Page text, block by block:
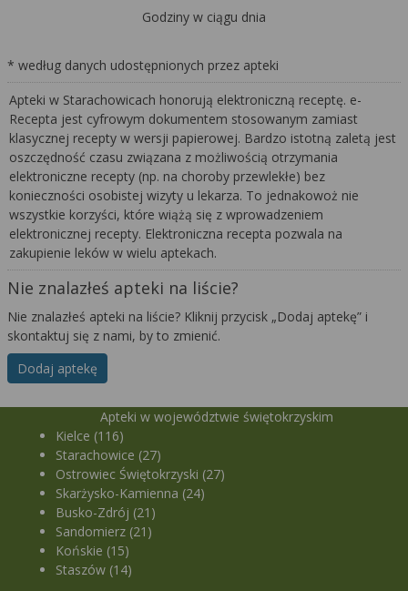
Godziny w ciągu dnia
* według danych udostępnionych przez apteki
Apteki w Starachowicach honorują elektroniczną receptę. e-
Recepta jest cyfrowym dokumentem stosowanym zamiast
klasycznej recepty w wersji papierowej. Bardzo istotną zaletą jest
oszczędność czasu związana z możliwością otrzymania
elektroniczne recepty (np. na choroby przewlekłe) bez
konieczności osobistej wizyty u lekarza. To jednakowoż nie
wszystkie korzyści, które wiążą się z wprowadzeniem
elektronicznej recepty. Elektroniczna recepta pozwala na
zakupienie leków w wielu aptekach.
Nie znalazłeś apteki na liście?
Nie znalazłeś apteki na liście? Kliknij przycisk „Dodaj aptekę” i
skontaktuj się z nami, by to zmienić.
Dodaj aptekę
Apteki w województwie świętokrzyskim
Kielce (116)
Starachowice (27)
Ostrowiec Świętokrzyski (27)
Skarżysko-Kamienna (24)
Busko-Zdrój (21)
Sandomierz (21)
Końskie (15)
Staszów (14)